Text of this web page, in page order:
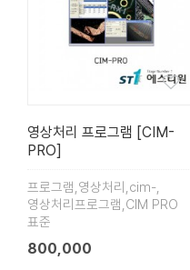
영상처리 프로그램 [CIM-
PRO]
프로그램,영상처리,cim-,
영상처리프로그램,CIM PRO
표준
800,000